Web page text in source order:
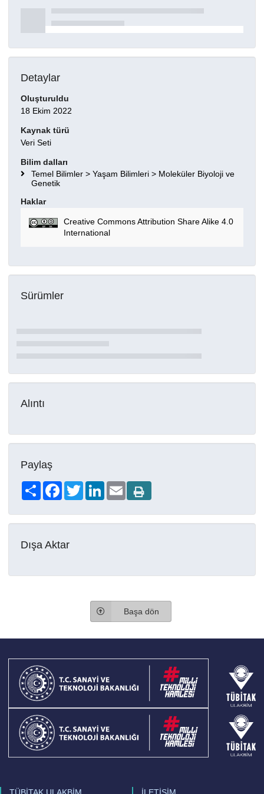
Detaylar
Oluşturuldu
18 Ekim 2022
Kaynak türü
Veri Seti
Bilim dalları
Temel Bilimler > Yaşam Bilimleri > Moleküler Biyoloji ve
Genetik
Haklar
Creative Commons Attribution Share Alike 4.0
International
Sürümler
Alıntı
Paylaş
Share FacebookTwitterLinkedIn
Email
Dışa Aktar
Başa dön